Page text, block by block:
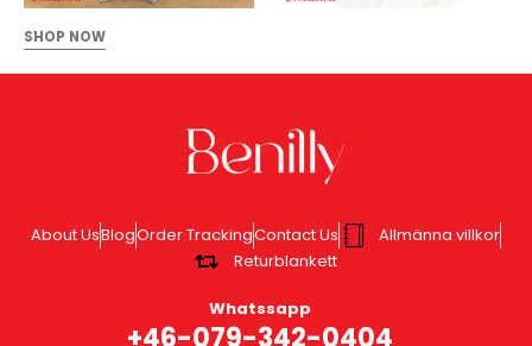
SHOP NOW
About UsBlogOrder TrackingContact Us
Allmänna villkor
Returblankett
Whatssapp
+46-079-342-0404